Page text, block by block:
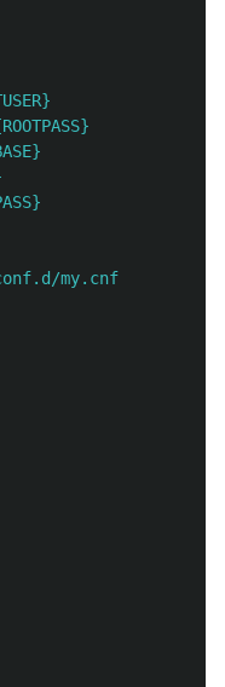
my.cnf